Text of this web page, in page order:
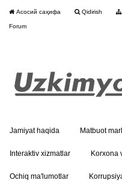
Асосий саҳифа Qidirish
Forum
Jamiyat haqida Matbuot
Interaktiv xizmatlar Korxona
Ochiq ma'lumotlar